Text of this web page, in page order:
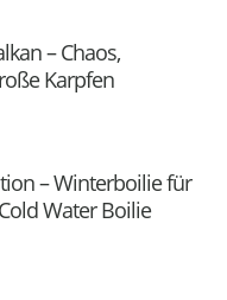
– Chaos,
Karpfen
– Winterboilie für
Water Boilie